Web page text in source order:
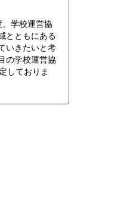
学校運営協
とともにある
いきたいと考
の学校運営協
しておりま